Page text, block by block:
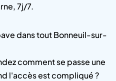
7j/7.
dans tout Bonneuil-sur-
comment se passe une
l'accès est compliqué ?